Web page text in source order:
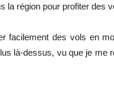
la région pour profiter des
facilement des vols en
là-dessus, vu que je me